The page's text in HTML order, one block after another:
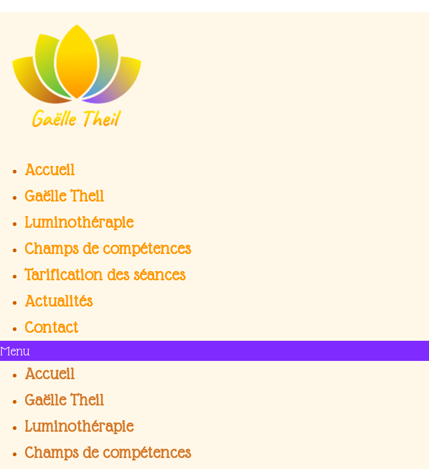
contenu
Accueil
Gaëlle Theil
Luminothérapie
Champs de compétences
Tarification des séances
Actualités
Contact
Menu
Accueil
Gaëlle Theil
Luminothérapie
Champs de compétences